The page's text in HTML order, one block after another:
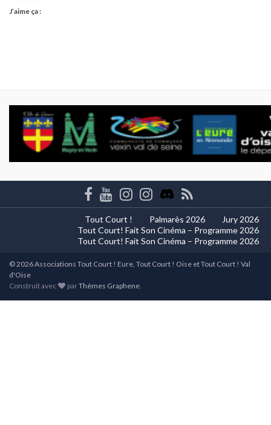
J’aime ça :
Tout Court ! Palmarès 2026
Jury 2026
Tout Court! Fait Son Cinéma – Programme 2026
Tout Court! Fait Son Cinéma – Programme 2026
© 2026 Associations Tout Court ! Eure, Tout Court ! Oise et Tout Court ! Val
d'Oise
Construit avec
parThèmes Graphene.